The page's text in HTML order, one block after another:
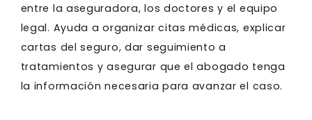
entre la aseguradora, los doctores y el equipo
legal. Ayuda a organizar citas médicas, explicar
cartas del seguro, dar seguimiento a
tratamientos y asegurar que el abogado tenga
la información necesaria para avanzar el caso.